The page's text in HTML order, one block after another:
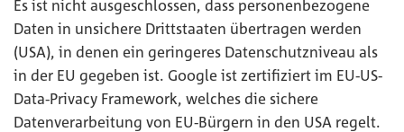
Es ist nicht ausgeschlossen, dass personenbezogene
Daten in unsichere Drittstaaten übertragen werden
(USA), in denen ein geringeres Datenschutzniveau als
in der EU gegeben ist. Google ist zertifiziert im EU-US-
Data-Privacy Framework, welches die sichere
Datenverarbeitung von EU-Bürgern in den USA regelt.